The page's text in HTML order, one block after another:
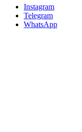
Instagram
Telegram
WhatsApp